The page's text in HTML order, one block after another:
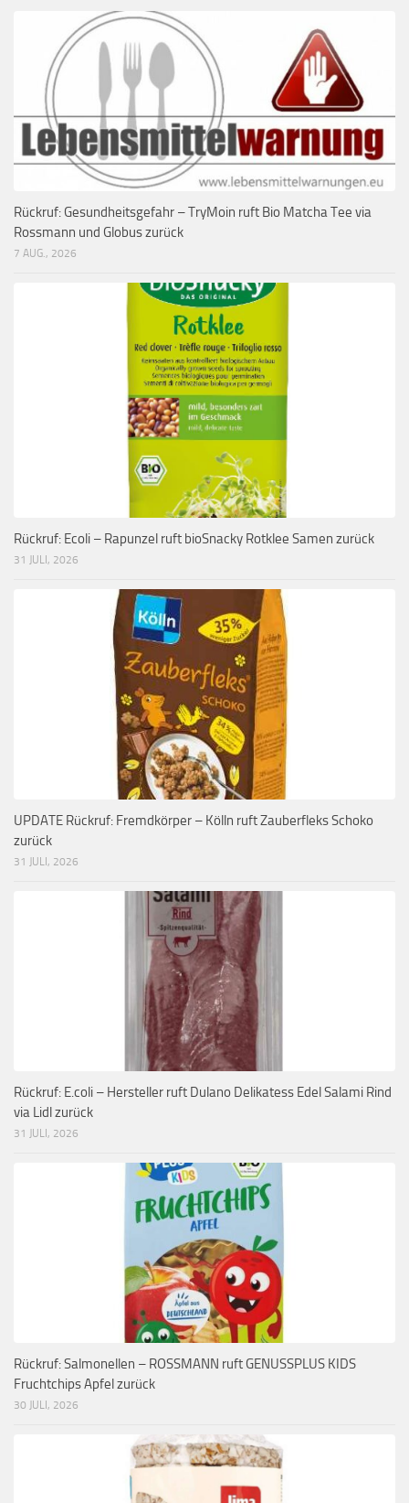
Rückruf: Gesundheitsgefahr – TryMoin ruft Bio Matcha Tee via
Rossmann und Globus zurück
7 AUG., 2026
Rückruf: Ecoli – Rapunzel ruft bioSnacky Rotklee Samen zurück
31 JULI, 2026
UPDATE Rückruf: Fremdkörper – Kölln ruft Zauberfleks Schoko
zurück
31 JULI, 2026
Rückruf: E.coli – Hersteller ruft Dulano Delikatess Edel Salami Rind
via Lidl zurück
31 JULI, 2026
Rückruf: Salmonellen – ROSSMANN ruft GENUSSPLUS KIDS
Fruchtchips Apfel zurück
30 JULI, 2026